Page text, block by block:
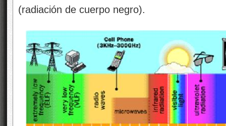
(radiación de cuerpo negro).